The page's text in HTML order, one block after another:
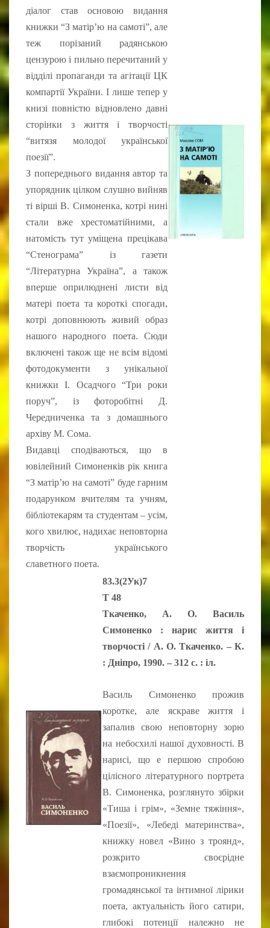
діалог став основою видання
книжки “З матір’ю на самоті”, але
теж порізаний радянською
цензурою і пильно перечитаний у
відділі пропаганди та агітації ЦК
компартії України. І лише тепер у
книзі повністю відновлено давні
сторінки з життя і творчості
“витязя молодої української
поезії”.
З попереднього видання автор та
упорядник цілком слушно вийняв
ті вірші В. Симоненка, котрі нині
стали вже хрестоматійними, а
натомість тут уміщена прецікава
“Стенограма” із газети
“Літературна Україна”, а також
вперше оприлюднені листи від
матері поета та короткі спогади,
котрі доповнюють живий образ
нашого народного поета. Сюди
включені також ще не всім відомі
фотодокументи з унікальної
книжки І. Осадчого “Три роки
поруч”, із фоторобітні Д.
Чередниченка та з домашнього
архіву М. Сома.
Видавці сподіваються, що в
ювілейний Симоненків рік книга
“З матір’ю на самоті” буде гарним
подарунком вчителям та учням,
бібліотекарям та студентам – усім,
кого хвилює, надихає неповторна
творчість українського
славетного поета.
83.3(2Ук)7
Т 48
Ткаченко, А. О. Василь
Симоненко : нарис життя і
творчості / А. О.Ткаченко. – К.
: Дніпро, 1990. – 312 с. : іл.
Василь Симоненко прожив
коротке, але яскраве життя і
запалив свою неповторну зорю
на небосхилі нашої духовності. В
нарисі, що е першою спробою
цілісного літературного портрета
В. Симоненка, розглянуто збірки
«Тиша і грім», «Земне тяжіння»,
«Поезії», «Лебеді материнства»,
книжку новел «Вино з троянд»,
розкрито своєрідне
взаємопроникнення
громадянської та інтимної лірики
поета, актуальність його сатири,
глибокі потенції належно не